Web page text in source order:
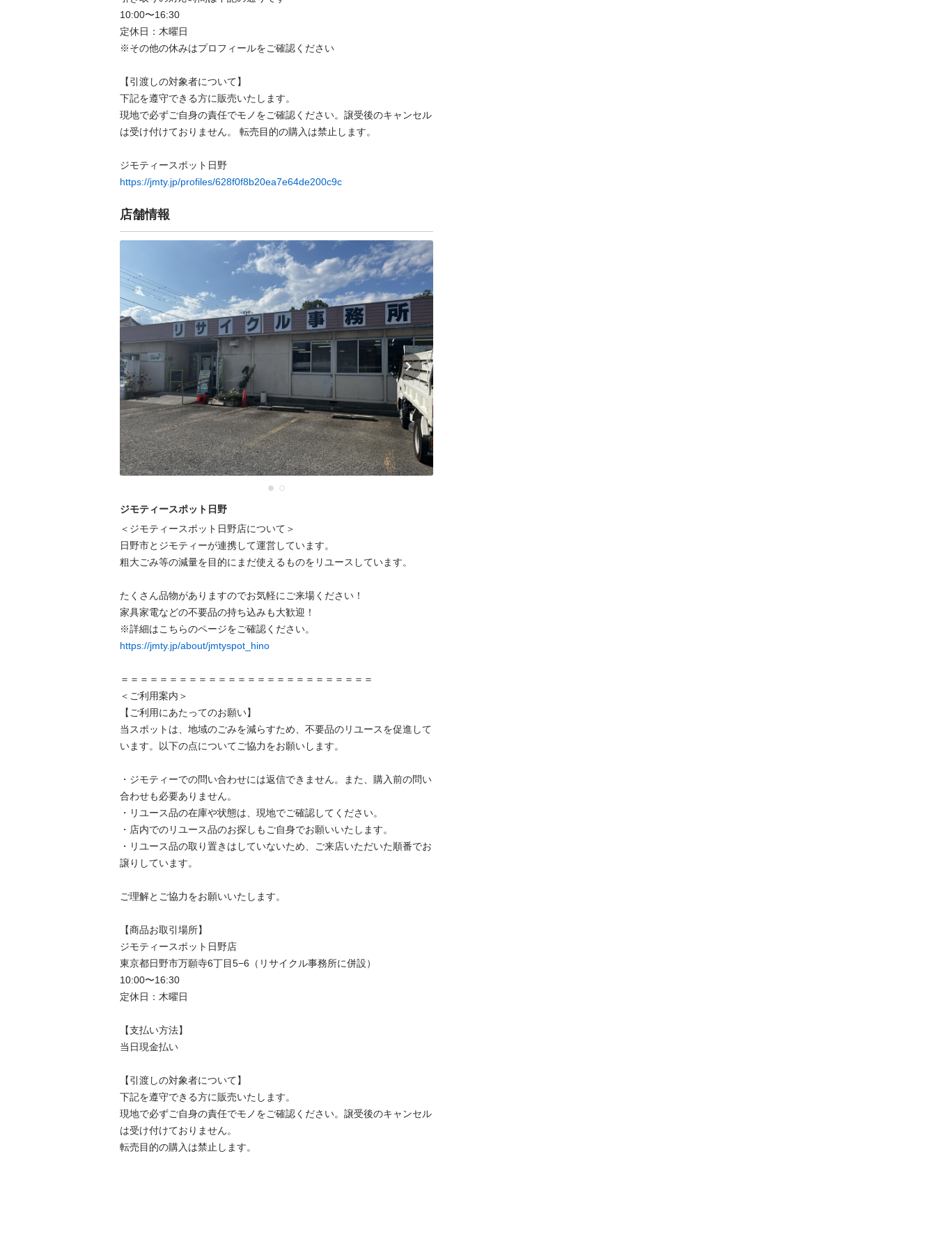
10:00〜16:30
定休日：木曜日
※その他の休みはプロフィールをご確認ください
【引渡しの対象者について】
下記を遵守できる⽅に販売いたします。
現地で必ずご⾃⾝の責任でモノをご確認ください。譲受後のキャンセル
は受け付けておりません。 転売⽬的の購⼊は禁⽌します。
https://jmty.jp/profiles/628f0f8b20ea7e64de200c9c
店舗情報
ジモティースポット日野
＜ジモティースポット日野店について＞
日野市とジモティーが連携して運営しています。
粗⼤ごみ等の減量を⽬的にまだ使えるものをリユースしています。
たくさん品物がありますのでお気軽にご来場ください！
家具家電などの不要品の持ち込みも大歓迎！
https://jmty.jp/about/jmtyspot_hino
＝＝＝＝＝＝＝＝＝＝＝＝＝＝＝＝＝＝＝＝＝＝＝＝＝＝
＜ご利用案内＞
【ご利用にあたってのお願い】
当スポットは、地域のごみを減らすため、不要品のリユースを促進して
います。以下の点についてご協力をお願いします。
・ジモティーでの問い合わせには返信できません。また、購入前の問い
合わせも必要ありません。
・リユース品の在庫や状態は、現地でご確認してください。
・店内でのリユース品のお探しもご自身でお願いいたします。
・リユース品の取り置きはしていないため、ご来店いただいた順番でお
譲りしています。
ご理解とご協力をお願いいたします。
【商品お取引場所】
ジモティースポット日野店
東京都日野市万願寺6丁目5−6（リサイクル事務所に併設）
10:00〜16:30
定休日：木曜日
【⽀払い⽅法】
当日現金払い
【引渡しの対象者について】
下記を遵守できる⽅に販売いたします。
現地で必ずご⾃⾝の責任でモノをご確認ください。譲受後のキャンセル
は受け付けておりません。
転売⽬的の購⼊は禁⽌します。